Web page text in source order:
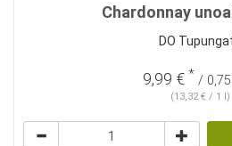
Chardonnay
DO
9,99 € * / 0,75l
(13,32 € / 1 l)